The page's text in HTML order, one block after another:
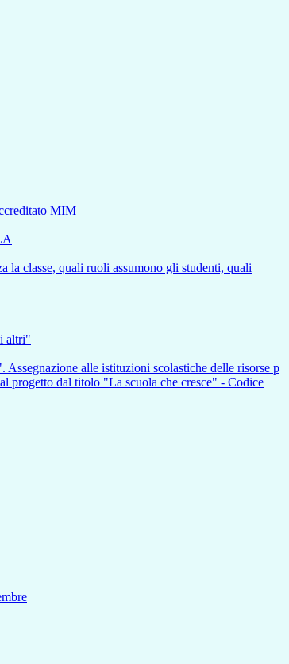
MIM
la classe, quali ruoli assumono gli studenti, quali
altri"
alle istituzioni scolastiche delle risorse p
dal titolo "La scuola che cresce" - Codice